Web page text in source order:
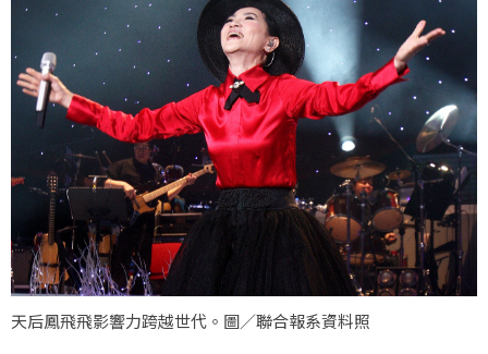
天后鳳飛飛影響力跨越世代。圖／聯合報系資料照